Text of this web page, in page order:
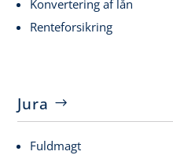
Konvertering af lån
Renteforsikring
Jura
Fuldmagt